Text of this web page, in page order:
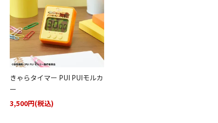
きゃらタイマー PUI PUIモルカ
ー
3,500円(税込)